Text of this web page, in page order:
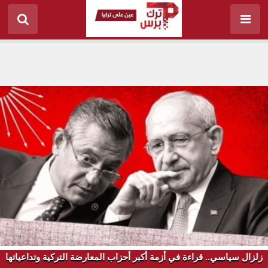
زلزال سياسي.. قراءة في أزمة أكبر أحزاب المعارضة التركية وتداعياتها